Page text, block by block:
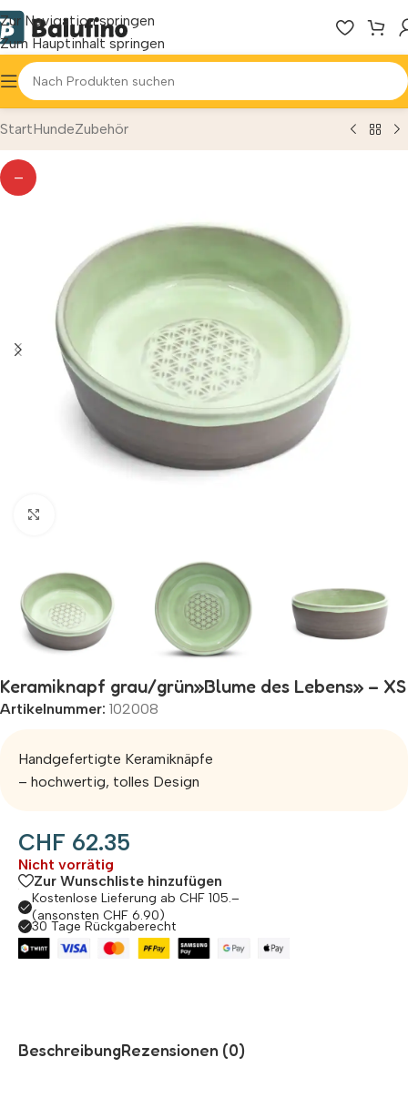
Zur Navigation springen
Zum Hauptinhalt springen
StartHundeZubehör
—
Keramiknapf grau/grün»Blume des Lebens» – XS
Artikelnummer: 102008
Handgefertigte Keramiknäpfe
– hochwertig, tolles Design
CHF 62.35
Nicht vorrätig
Zur Wunschliste hinzufügen
Kostenlose Lieferung ab CHF 105.–
(ansonsten CHF 6.90)
30 Tage Rückgaberecht
BeschreibungRezensionen (0)